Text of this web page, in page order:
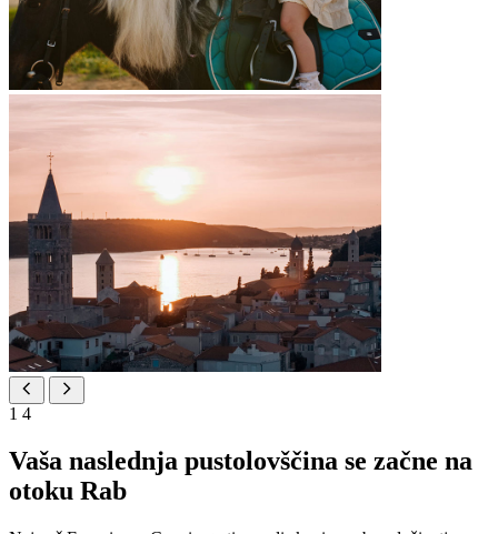
1 4
Vaša naslednja pustolovščina se začne na
otoku Rab